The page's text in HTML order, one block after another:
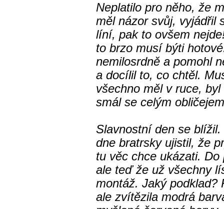
Neplatilo pro něho, že
měl názor svůj, vyjádřil
líní, pak to ovšem
to brzo musí býti
nemilosrdně a pomohl
a docílil to, co chtěl.
všechno měl v ruce,
smál se celým
Slavnostní den se
dne bratrsky ujistil, že
tu věc chce ukázati.
ale teď že už všechny
montáž. Jaký podklad?
ale zvítězila modrá